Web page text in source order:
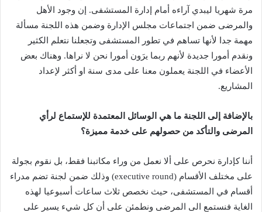
مرة شهريا ليبدي آراءه أمام إدارة المستشفى. إن وجود
الأهل
والمرضى ضمن اجتماعات مجلس الإدارة وضمن هذه اللجنة مسألة
مهمة جدا لأنها تساهم في تطور المستشفى وتجعلنا نتعلم
الكثير
ونقدم
أمورا جديدة لأنهم ربما يرَون أمورا نحن لا نراها. وهناك بعض
الأعضاء في اللجنة يعملون معنا على مدى سنة او أكثر
لإعداد
المشاريع.
بالإضافة إلى اللجنة ما هي الوسائل المعتمدة للإستماع لرأي
المرضى والتأكد من حصولهم على خدمة مميزة؟
أننا كإدارة نحرص على ألا نعمل من وراء مكاتبنا فقط، بل نقوم بجولة
على مختلف الأقسام (executive round) وذلك ضمن لجنة تضم مدراء
أقسام في المستشفى، حيث نخصص ثلاث ساعات أسبوعيا لهذه
الغاية فنستمع الى المرضى ونطمئن على أن كل شيء يسير على